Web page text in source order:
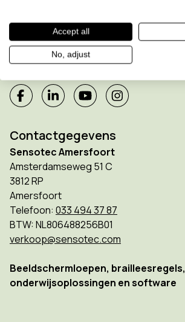
Sensotec maakt deel uit van de
Allkind Group
Contactgegevens
Sensotec Amersfoort
Amsterdamseweg 51 C
3812 RP
Amersfoort
Telefoon: 033 494 37 87
BTW: NL806488256B01
verkoop@sensotec.com
Beeldschermloepen, brailleesregels,
onderwijsoplossingen en software
Accept all
No, adjust